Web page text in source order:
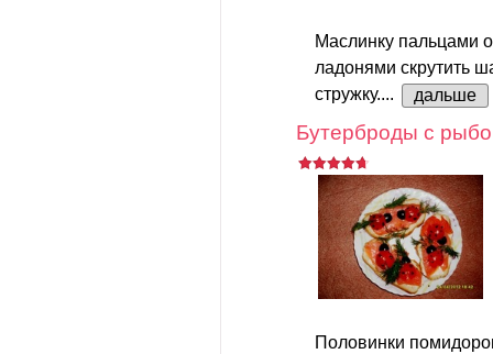
Маслинку пальцами
ладонями скрутить
стружку....
дальше
Бутерброды с
Половинки